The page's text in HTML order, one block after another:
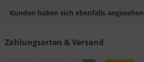
Kunden haben sich ebenfalls angesehen
Zahlungsarten & Versand